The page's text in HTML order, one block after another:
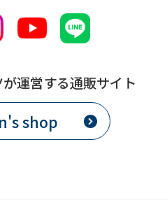
運営する通販サイト
shop